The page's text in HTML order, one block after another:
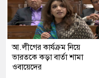
আ.লীগের কার্যক্রম নিয়ে
ভারতকে কড়া বার্তা শামা
ওবায়েদের